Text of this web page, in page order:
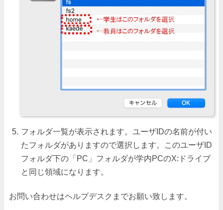
フォルダ一覧が表示されます。ユーザIDの名前が付い
たフォルダがありますので選択します。このユーザID
フォルダ下の「PC」フォルダが学内PCのX:ドライブ
と同じ領域になります。
お問い合わせはヘルプデスクまでお願い致します。